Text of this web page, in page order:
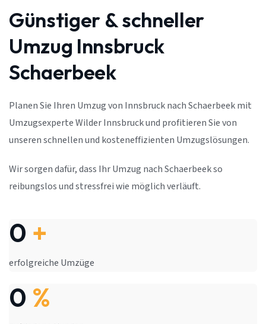
Günstiger & schneller
Umzug Innsbruck
Schaerbeek
Planen Sie Ihren Umzug von Innsbruck nach Schaerbeek mit
Umzugsexperte Wilder Innsbruck und profitieren Sie von
unseren schnellen und kosteneffizienten Umzugslösungen.
Wir sorgen dafür, dass Ihr Umzug nach Schaerbeek so
reibungslos und stressfrei wie möglich verläuft.
0 +
erfolgreiche Umzüge
0 %